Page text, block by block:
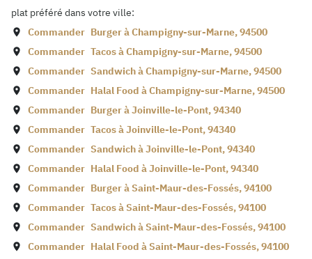
plat préféré dans votre ville:
Commander Burger àChampigny-sur-Marne,94500
Commander Tacos àChampigny-sur-Marne,94500
Commander Sandwich àChampigny-sur-Marne,94500
Commander Halal Food àChampigny-sur-Marne,94500
Commander Burger àJoinville-le-Pont,94340
Commander Tacos àJoinville-le-Pont,94340
Commander Sandwich àJoinville-le-Pont,94340
Commander Halal Food àJoinville-le-Pont,94340
Commander Burger àSaint-Maur-des-Fossés,94100
Commander Tacos àSaint-Maur-des-Fossés,94100
Commander Sandwich àSaint-Maur-des-Fossés,94100
Commander Halal Food àSaint-Maur-des-Fossés,94100